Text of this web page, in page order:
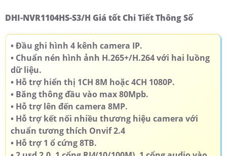
DHI-NVR1104HS-S3/H Giá tốt Chi Tiết Thông Số
• Đầu ghi hình 4 kênh camera IP.
• Chuẩn nén hình ảnh H.265+/H.264 với hai luồng
dữ liệu.
• Hỗ trợ hiển thị 1CH 8M hoặc 4CH 1080P.
• Băng thông đầu vào max 80Mpb.
• Hỗ trợ lên đến camera 8MP.
• Hỗ trợ kết nối nhiều thương hiệu camera với
chuẩn tương thích Onvif 2.4
• Hỗ trợ 1 ổ cứng 8TB.